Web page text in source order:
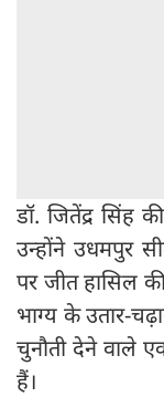
डॉ. जितेंद्र
उन्होंने उधमपुर
पर जीत हासिल
भाग्य के उतार-
चुनौती देने वाले
हैं।